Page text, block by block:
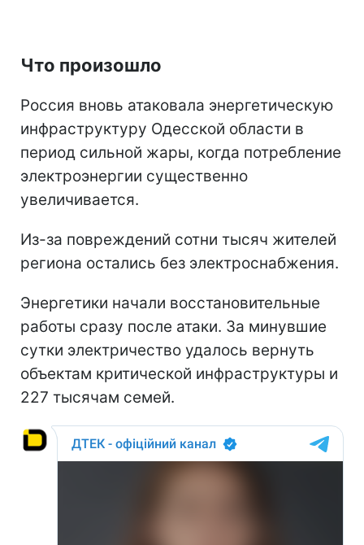
Что произошло
Россия вновь атаковала энергетическую
инфраструктуру Одесской области в
период сильной жары, когда потребление
электроэнергии существенно
увеличивается.
Из-за повреждений сотни тысяч жителей
региона остались без электроснабжения.
Энергетики начали восстановительные
работы сразу после атаки. За минувшие
сутки электричество удалось вернуть
объектам критической инфраструктуры и
227 тысячам семей.